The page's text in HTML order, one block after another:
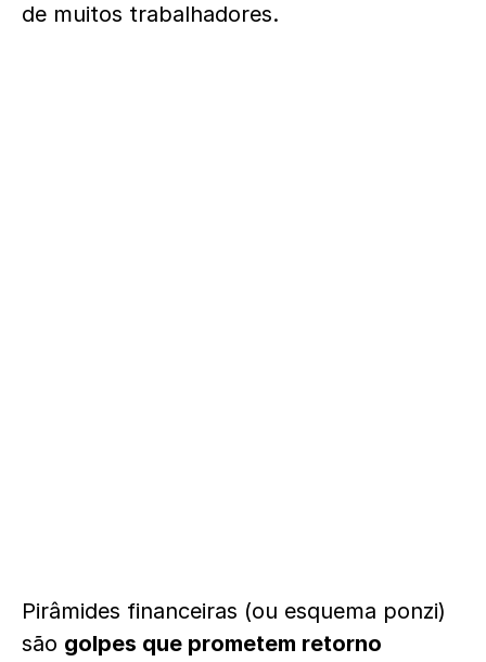
de muitos trabalhadores.
Pirâmides financeiras (ou esquema ponzi)
são golpes que prometem retorno